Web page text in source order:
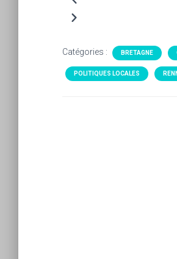
Catégories : BRETAGNE
POLITIQUES LOCALES